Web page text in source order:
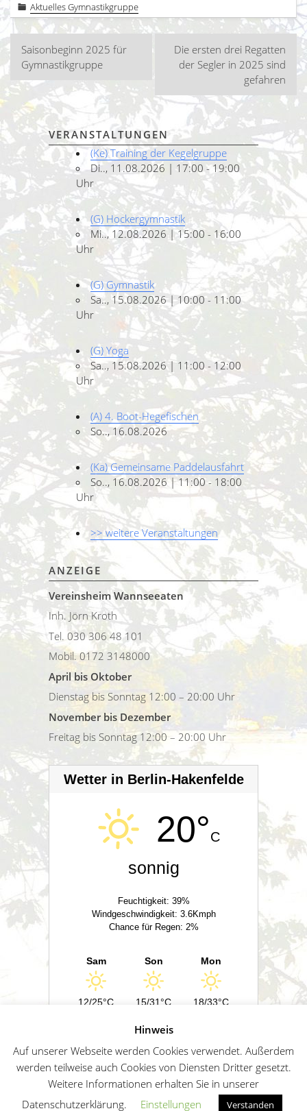
Aktuelles Gymnastikgruppe
Beitragsnavigation
Saisonbeginn 2025 für
Gymnastikgruppe
Die ersten drei Regatten
der Segler in 2025 sind
gefahren
VERANSTALTUNGEN
(Ke) Training der Kegelgruppe
Di.., 11.08.2026 | 17:00 - 19:00
Uhr
(G) Hockergymnastik
Mi.., 12.08.2026 | 15:00 - 16:00
Uhr
(G) Gymnastik
Sa.., 15.08.2026 | 10:00 - 11:00
Uhr
(G) Yoga
Sa.., 15.08.2026 | 11:00 - 12:00
Uhr
(A) 4. Boot-Hegefischen
So.., 16.08.2026
(Ka) Gemeinsame Paddelausfahrt
So.., 16.08.2026 | 11:00 - 18:00
Uhr
>> weitere Veranstaltungen
ANZEIGE
Vereinsheim Wannseeaten
Inh. Jörn Kroth
Tel. 030 306 48 101
Mobil. 0172 3148000
April bis Oktober
Dienstag bis Sonntag 12:00 – 20:00 Uhr
November bis Dezember
Freitag bis Sonntag 12:00 – 20:00 Uhr
Wetter in Berlin-Hakenfelde
20°C
sonnig
Feuchtigkeit: 39%
Windgeschwindigkeit: 3.6Kmph
Chance für Regen: 2%
Sam
12/25°C
Son
15/31°C
Mon
18/33°C
Impressum Datenschutz Sitemap German
Hinweis
Auf unserer Webseite werden Cookies verwendet. Außerdem
werden teilweise auch Cookies von Diensten Dritter gesetzt.
Weitere Informationen erhalten Sie in unserer
Datenschutzerklärung.
Einstellungen Verstanden